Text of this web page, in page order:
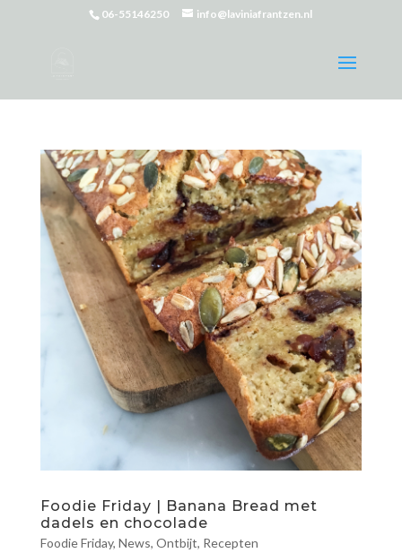
06-55146250 info@laviniafrantzen.nl
Foodie Friday | Banana Bread met
dadels en chocolade
Foodie Friday, News, Ontbijt, Recepten